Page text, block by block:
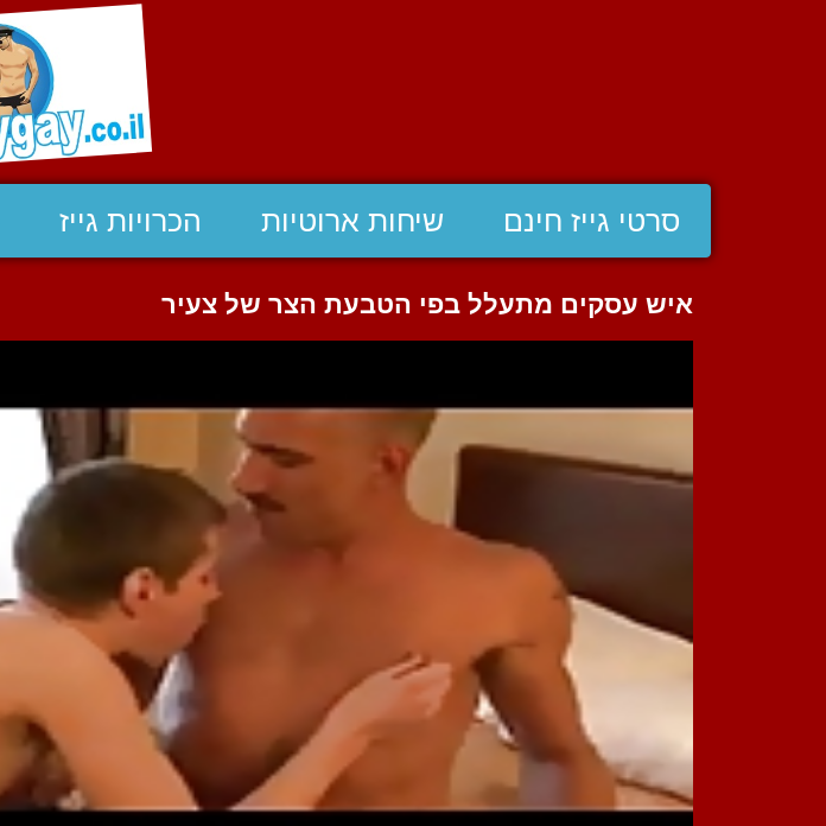
סרטי גייז חינם שיחות ארוטיות הכרויות גייז
איש עסקים מתעלל בפי הטבעת הצר של צעיר